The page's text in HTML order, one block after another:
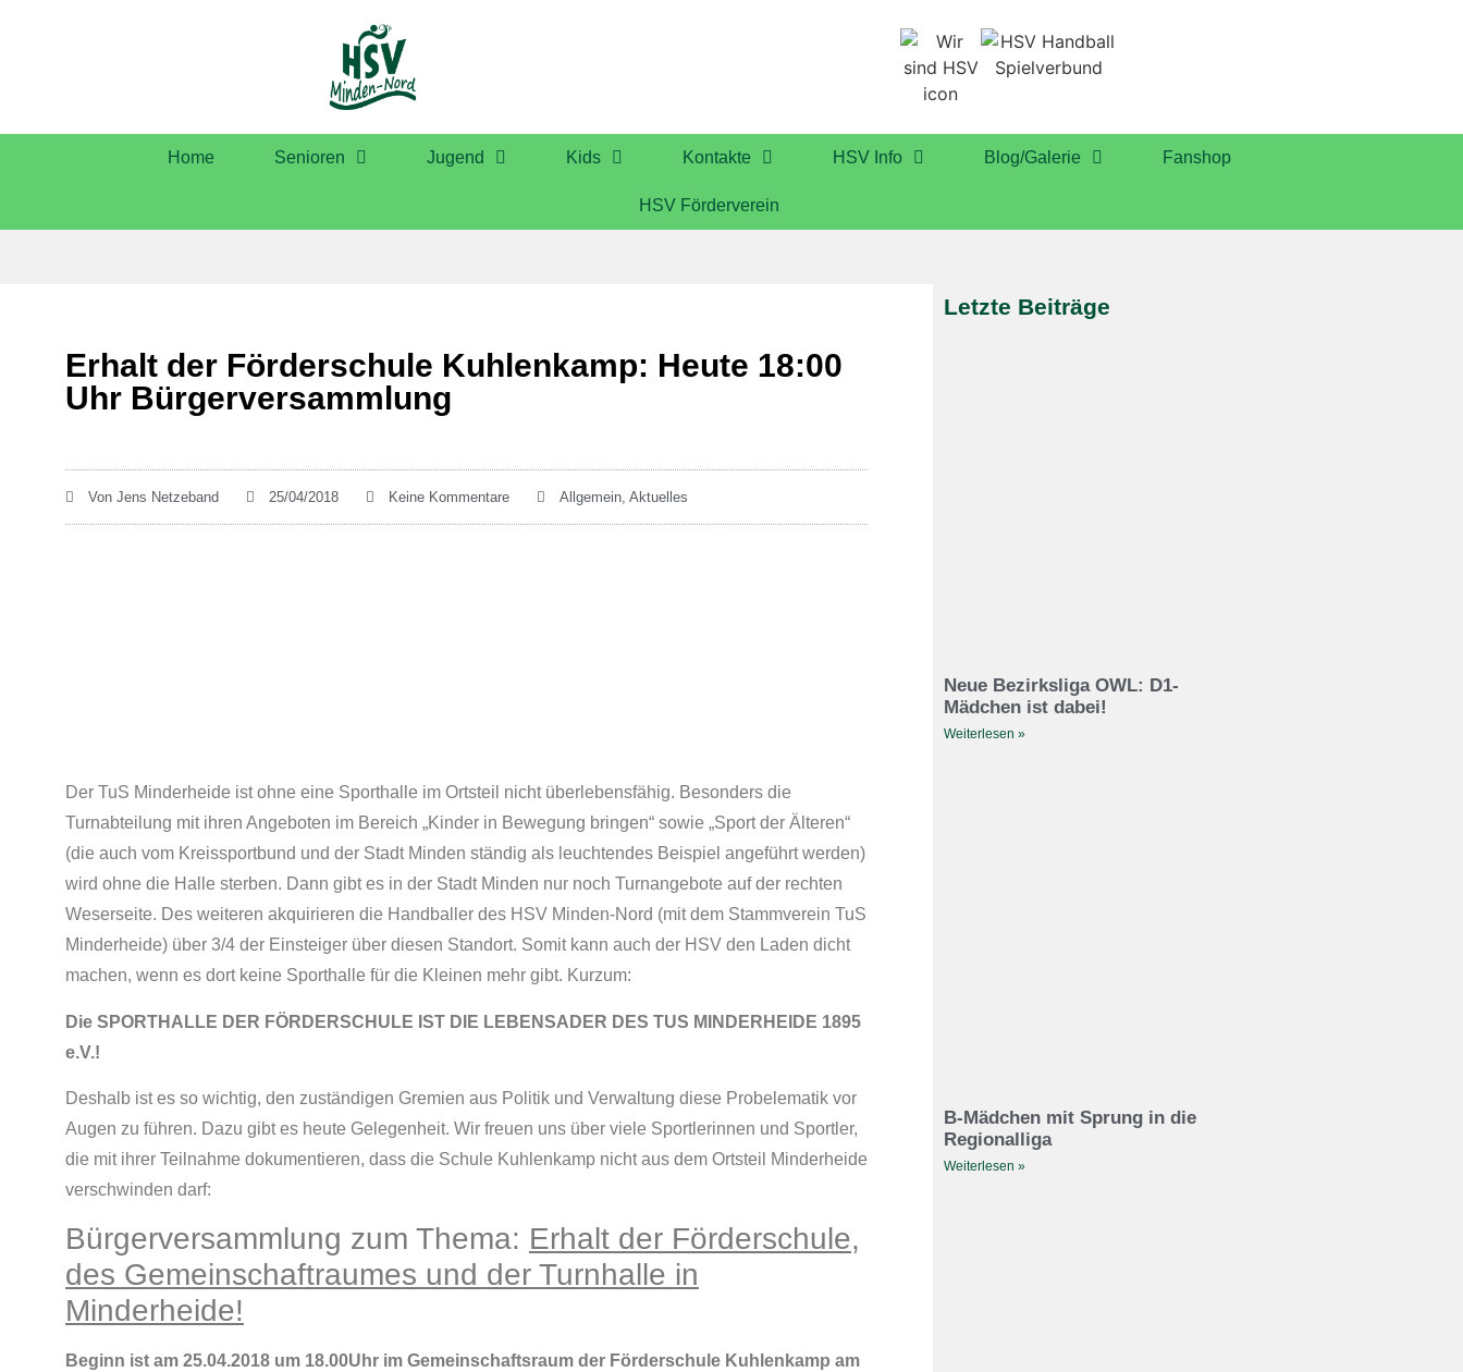
Home Senioren Jugend Kids Kontakte HSV Info Blog/Galerie Fanshop
HSV Förderverein
Erhalt der Förderschule Kuhlenkamp: Heute 18:00
Uhr Bürgerversammlung
Von Jens Netzeband 25/04/2018 Keine Kommentare Allgemein, Aktuelles
Der TuS Minderheide ist ohne eine Sporthalle im Ortsteil nicht überlebensfähig. Besonders die
Turnabteilung mit ihren Angeboten im Bereich „Kinder in Bewegung bringen“ sowie „Sport der Älteren“
(die auch vom Kreissportbund und der Stadt Minden ständig als leuchtendes Beispiel angeführt werden)
wird ohne die Halle sterben. Dann gibt es in der Stadt Minden nur noch Turnangebote auf der rechten
Weserseite. Des weiteren akquirieren die Handballer des HSV Minden-Nord (mit dem Stammverein TuS
Minderheide) über 3/4 der Einsteiger über diesen Standort. Somit kann auch der HSV den Laden dicht
machen, wenn es dort keine Sporthalle für die Kleinen mehr gibt. Kurzum:
Die SPORTHALLE DER FÖRDERSCHULE IST DIE LEBENSADER DES TUS MINDERHEIDE 1895
e.V.!
Deshalb ist es so wichtig, den zuständigen Gremien aus Politik und Verwaltung diese Probelematik vor
Augen zu führen. Dazu gibt es heute Gelegenheit. Wir freuen uns über viele Sportlerinnen und Sportler,
die mit ihrer Teilnahme dokumentieren, dass die Schule Kuhlenkamp nicht aus dem Ortsteil Minderheide
verschwinden darf:
Bürgerversammlung zum Thema: Erhalt der Förderschule,
des Gemeinschaftraumes und der Turnhalle in
Minderheide!
Beginn ist am 25.04.2018 um 18.00Uhr im Gemeinschaftsraum der Förderschule Kuhlenkamp am
Letzte Beiträge
Neue Bezirksliga OWL: D1-
Mädchen ist dabei!
Weiterlesen »
B-Mädchen mit Sprung in die
Regionalliga
Weiterlesen »